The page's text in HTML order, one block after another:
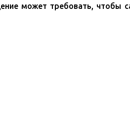
может требовать, чтобы